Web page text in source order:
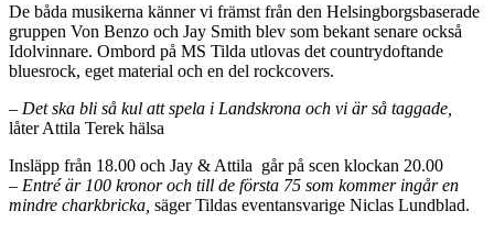
De båda musikerna känner vi främst från den Helsingborgsbaserade
gruppen Von Benzo och Jay Smith blev som bekant senare också
Idolvinnare. Ombord på MS Tilda utlovas det countrydoftande
bluesrock, eget material och en del rockcovers.
– Det ska bli så kul att spela i Landskrona och vi är så taggade,
låter Attila Terek hälsa
Insläpp från 18.00 och Jay & Attila går på scen klockan 20.00
– Entré är 100 kronor och till de första 75 som kommer ingår en
mindre charkbricka, säger Tildas eventansvarige Niclas Lundblad.